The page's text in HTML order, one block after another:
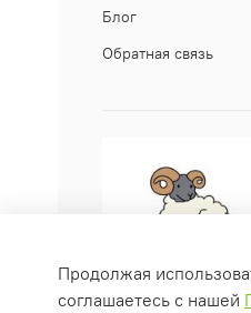
Блог
Обратная связь
Продолжая
соглашаетесь с нашей